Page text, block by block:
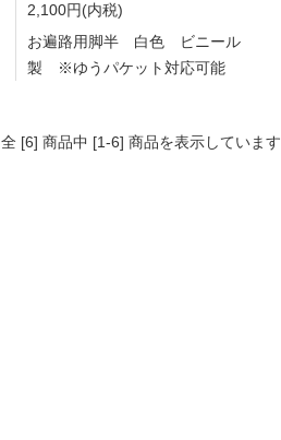
2,100円(内税)
お遍路用脚半 白色 ビニール
製 ※ゆうパケット対応可能
全 [6] 商品中 [1-6] 商品を表示しています